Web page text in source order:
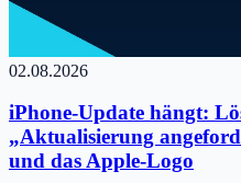
02.08.2026
iPhone-Update hängt:
„Aktualisierung
und das Apple-Logo